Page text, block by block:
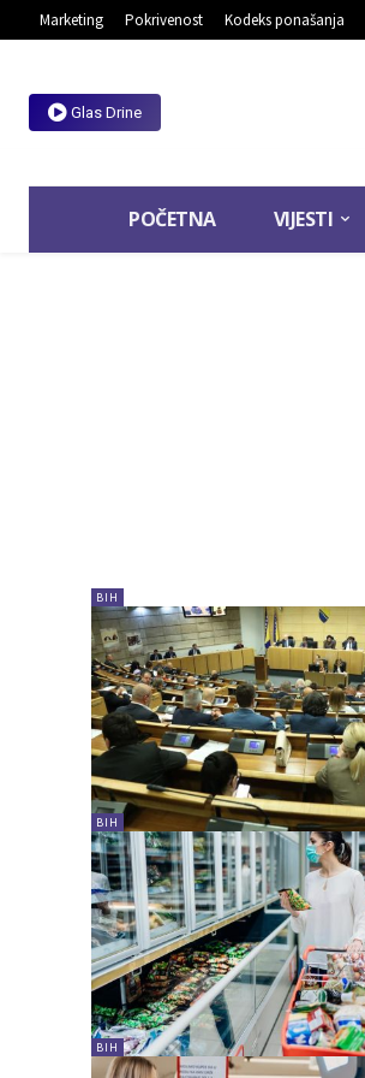
Marketing Pokrivenost Kodeks ponašanja
Glas Drine
POČETNA VIJESTI
BIH
BIH
BIH